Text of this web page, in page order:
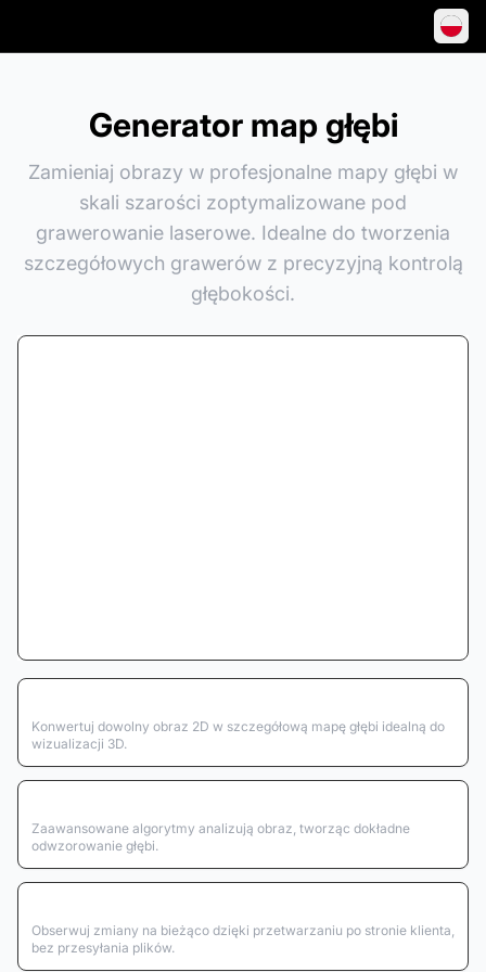
Generator map głębi
Zamieniaj obrazy w profesjonalne mapy głębi w
skali szarości zoptymalizowane pod
grawerowanie laserowe. Idealne do tworzenia
szczegółowych grawerów z precyzyjną kontrolą
głębokości.
Konwertuj dowolny obraz 2D w szczegółową mapę głębi idealną do
wizualizacji 3D.
Zaawansowane algorytmy analizują obraz, tworząc dokładne
odwzorowanie głębi.
Obserwuj zmiany na bieżąco dzięki przetwarzaniu po stronie klienta,
bez przesyłania plików.